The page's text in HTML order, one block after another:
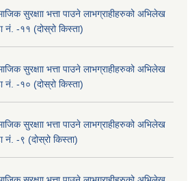
सुरक्षाा भत्ता पाउने लाभग्राहीहरुको अभिलेख
नं. -११ (दोस्रो किस्ता)
सुरक्षाा भत्ता पाउने लाभग्राहीहरुको अभिलेख
नं. -१० (दोस्रो किस्ता)
सुरक्षाा भत्ता पाउने लाभग्राहीहरुको अभिलेख
नं. -९ (दोस्रो किस्ता)